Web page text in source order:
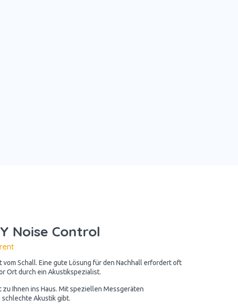
Noise Control
vom Schall. Eine gute Lösung für den Nachhall erfordert oft
Ort durch ein Akustikspezialist.
Ihnen ins Haus. Mit speziellen Messgeräten
Akustik gibt.